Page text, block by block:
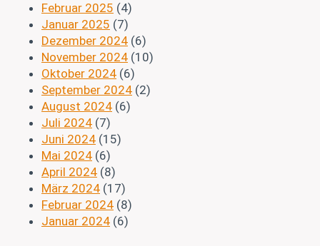
Februar 2025 (4)
Januar 2025 (7)
Dezember 2024 (6)
November 2024 (10)
Oktober 2024 (6)
September 2024 (2)
August 2024 (6)
Juli 2024 (7)
Juni 2024 (15)
Mai 2024 (6)
April 2024 (8)
März 2024 (17)
Februar 2024 (8)
Januar 2024 (6)